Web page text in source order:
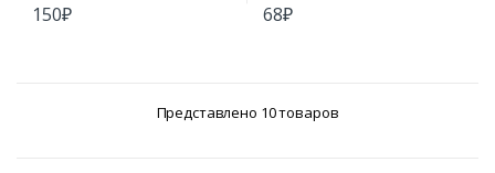
150₽ 68₽
Представлено 10 товаров